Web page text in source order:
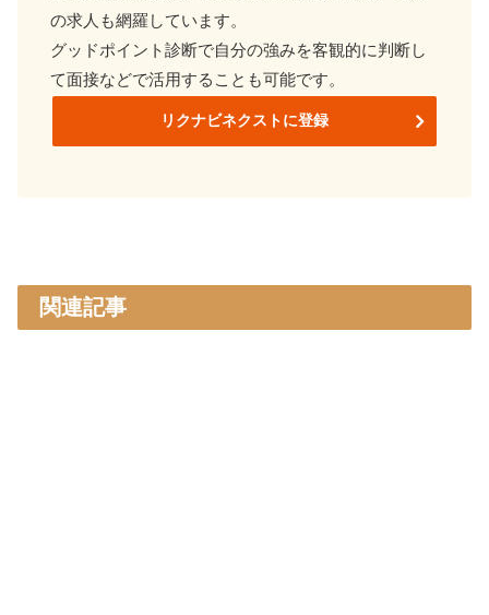
の求人も網羅しています。
グッドポイント診断で自分の強みを客観的に判断し
て面接などで活用することも可能です。
リクナビネクストに登録
関連記事